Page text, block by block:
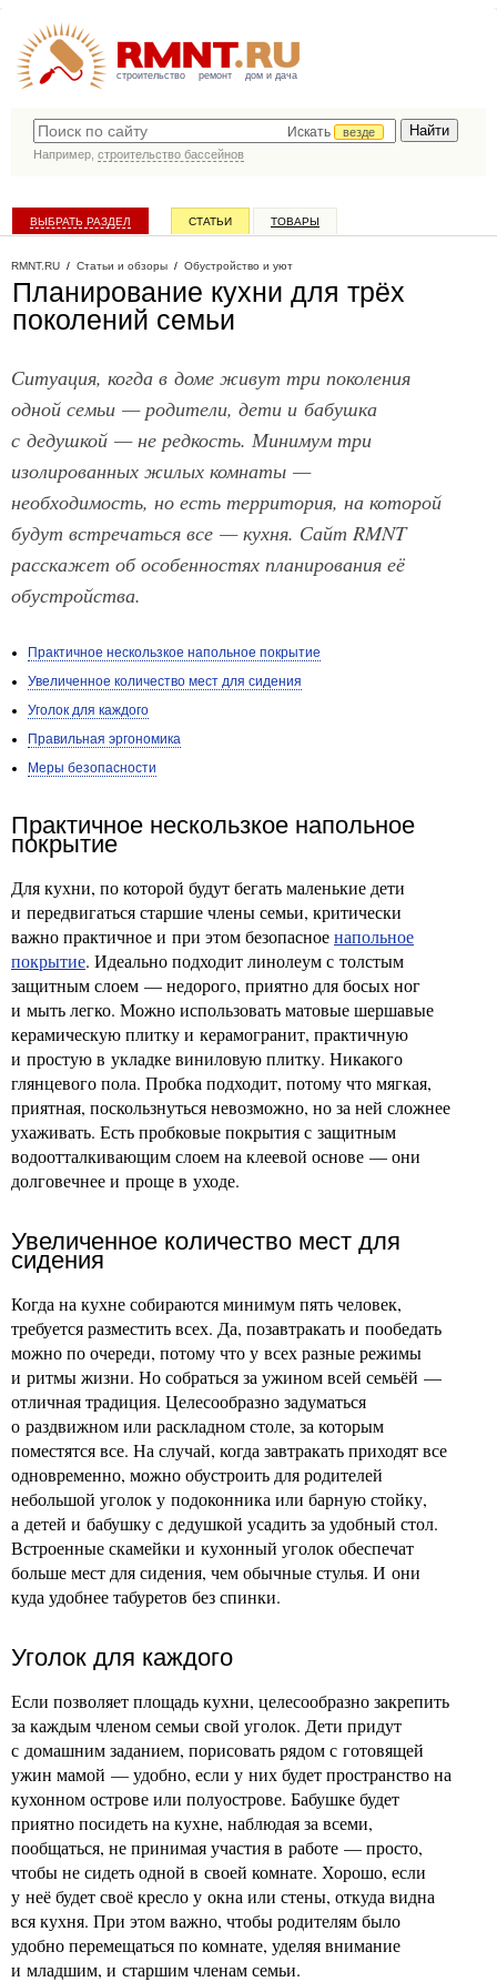
строительство ремонт дом и дача
Искать
везде
Например, строительство бассейнов
ВЫБРАТЬ РАЗДЕЛ СТАТЬИ ТОВАРЫ
RMNT.RU / Статьи и обзоры / Обустройство и уют
Планирование кухни для трёх
поколений семьи
Ситуация, когда в доме живут три поколения
одной семьи — родители, дети и бабушка
с дедушкой — не редкость. Минимум три
изолированных жилых комнаты —
необходимость, но есть территория, на которой
будут встречаться все — кухня. Сайт RMNT
расскажет об особенностях планирования её
обустройства.
Практичное нескользкое напольное покрытие
Увеличенное количество мест для сидения
Уголок для каждого
Правильная эргономика
Меры безопасности
Практичное нескользкое напольное
покрытие
Для кухни, по которой будут бегать маленькие дети
и передвигаться старшие члены семьи, критически
важно практичное и при этом безопасноенапольное
покрытие. Идеально подходит линолеум с толстым
защитным слоем — недорого, приятно для босых ног
и мыть легко. Можно использовать матовые шершавые
керамическую плитку и керамогранит, практичную
и простую в укладке виниловую плитку. Никакого
глянцевого пола. Пробка подходит, потому что мягкая,
приятная, поскользнуться невозможно, но за ней сложнее
ухаживать. Есть пробковые покрытия с защитным
водоотталкивающим слоем на клеевой основе — они
долговечнее и проще в уходе.
Увеличенное количество мест для
сидения
Когда на кухне собираются минимум пять человек,
требуется разместить всех. Да, позавтракать и пообедать
можно по очереди, потому что у всех разные режимы
и ритмы жизни. Но собраться за ужином всей семьёй —
отличная традиция. Целесообразно задуматься
о раздвижном или раскладном столе, за которым
поместятся все. На случай, когда завтракать приходят все
одновременно, можно обустроить для родителей
небольшой уголок у подоконника или барную стойку,
а детей и бабушку с дедушкой усадить за удобный стол.
Встроенные скамейки и кухонный уголок обеспечат
больше мест для сидения, чем обычные стулья. И они
куда удобнее табуретов без спинки.
Уголок для каждого
Если позволяет площадь кухни, целесообразно закрепить
за каждым членом семьи свой уголок. Дети придут
с домашним заданием, порисовать рядом с готовящей
ужин мамой — удобно, если у них будет пространство на
кухонном острове или полуострове. Бабушке будет
приятно посидеть на кухне, наблюдая за всеми,
пообщаться, не принимая участия в работе — просто,
чтобы не сидеть одной в своей комнате. Хорошо, если
у неё будет своё кресло у окна или стены, откуда видна
вся кухня. При этом важно, чтобы родителям было
удобно перемещаться по комнате, уделяя внимание
и младшим, и старшим членам семьи.